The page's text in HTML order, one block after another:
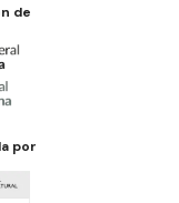
de
por